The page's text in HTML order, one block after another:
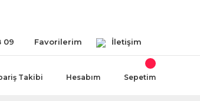
09 Favorilerim İletişim
Takibi Hesabım Sepetim